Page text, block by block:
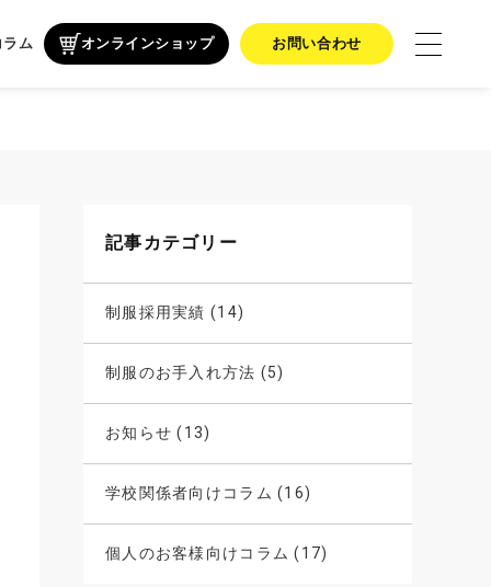
ラム オンラインショップ お問い合わせ
記事カテゴリー
制服採用実績 (14)
制服のお手入れ方法 (5)
お知らせ (13)
学校関係者向けコラム (16)
個人のお客様向けコラム (17)